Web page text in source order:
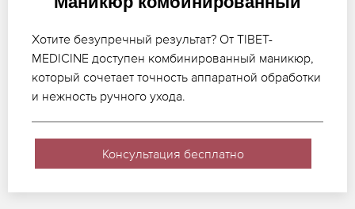
Хотите безупречный результат? От TIBET-
MEDICINE доступен комбинированный маникюр,
который сочетает точность аппаратной обработки
и нежность ручного ухода.
Консультация бесплатно